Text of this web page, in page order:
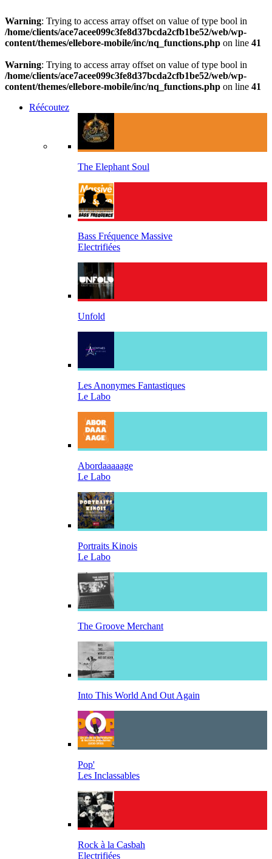
Warning: Trying to access array offset on value of type bool in
/home/clients/ace7acee099c3fe8d37bcda2cfb1be52/web/wp-
content/themes/ellebore-mobile/inc/nq_functions.php on line 41
Warning: Trying to access array offset on value of type bool in
/home/clients/ace7acee099c3fe8d37bcda2cfb1be52/web/wp-
content/themes/ellebore-mobile/inc/nq_functions.php on line 41
Réécoutez
The Elephant Soul
Bass Fréquence Massive
Electrifiées
Unfold
Les Anonymes Fantastiques
Le Labo
Abordaaaaage
Le Labo
Portraits Kinois
Le Labo
The Groove Merchant
Into This World And Out Again
Pop'
Les Inclassables
Rock à la Casbah
Electrifiées